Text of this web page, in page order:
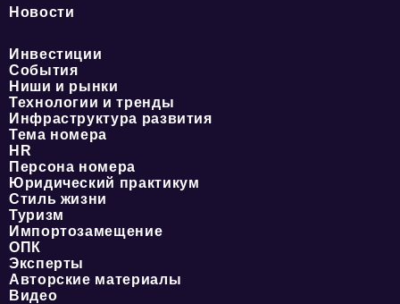
Новости
Инвестиции
События
Ниши и рынки
Технологии и тренды
Инфраструктура развития
Тема номера
HR
Персона номера
Юридический практикум
Стиль жизни
Туризм
Импортозамещение
ОПК
Эксперты
Авторские материалы
Видео